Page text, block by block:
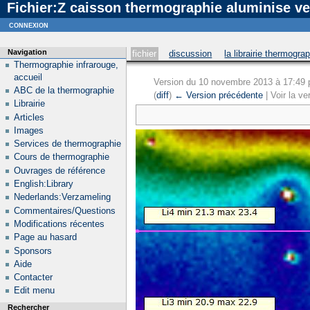
Notice: curl_setopt_array(): CURLOPT_SSL_VERIFYHOST no longer accepts the value 1,
Fichier:Z caisson thermographie aluminise
fichier discussion la librairie
Version du 10 novembre 2013 à 17:49
(diff) ← Version précédente | Voir la
Navigation
Thermographie infrarouge,
accueil
ABC de la thermographie
Librairie
Articles
Images
Services de thermographie
Cours de thermographie
Ouvrages de référence
English:Library
Nederlands:Verzameling
Commentaires/Questions
Modifications récentes
Page au hasard
Sponsors
Aide
Contacter
Edit menu
Rechercher
connexion